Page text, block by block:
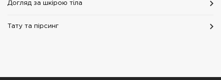
Догляд за шкірою тіла
Тату та пірсинг